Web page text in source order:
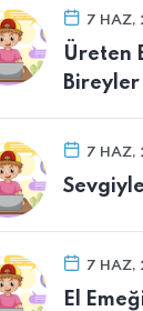
7 HAZ,
Üreten
Bireyler
7 HAZ,
7 HAZ,
El